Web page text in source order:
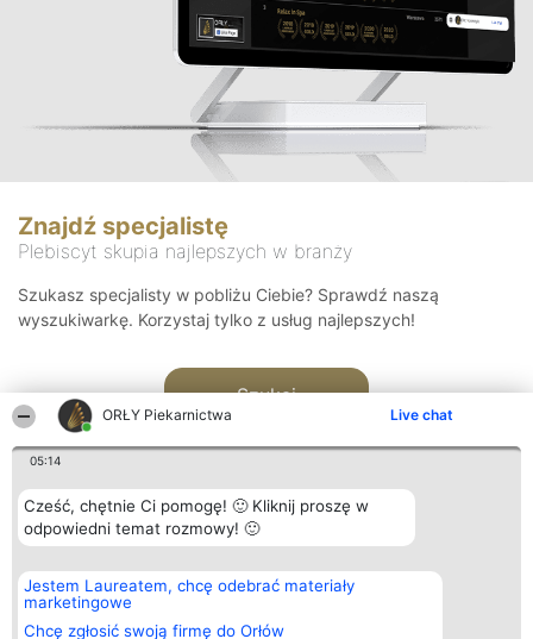
ORŁY Piekarnictwa Live chat
05:14
Cześć, chętnie Ci pomogę! 🙂 Kliknij proszę w
odpowiedni temat rozmowy! 🙂
Jestem Laureatem, chcę odebrać materiały
marketingowe
Chcę zgłosić swoją firmę do Orłów
Znajdź specjalistę
Plebiscyt skupia najlepszych w branży
Szukasz specjalisty w pobliżu Ciebie? Sprawdź naszą
wyszukiwarkę. Korzystaj tylko z usług najlepszych!
Szukaj
Organizator plebiscytu
Bright Side Solutions sp. z o.
o. sp. k.
ul. Ruska 22
Plebiscyt
Laureaci
wszystkich
Kontakt
Kontakt